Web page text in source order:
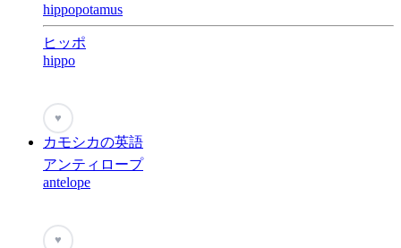
hippopotamus
ヒッポ
hippo
♥
カモシカの英語
アンティロープ
antelope
♥